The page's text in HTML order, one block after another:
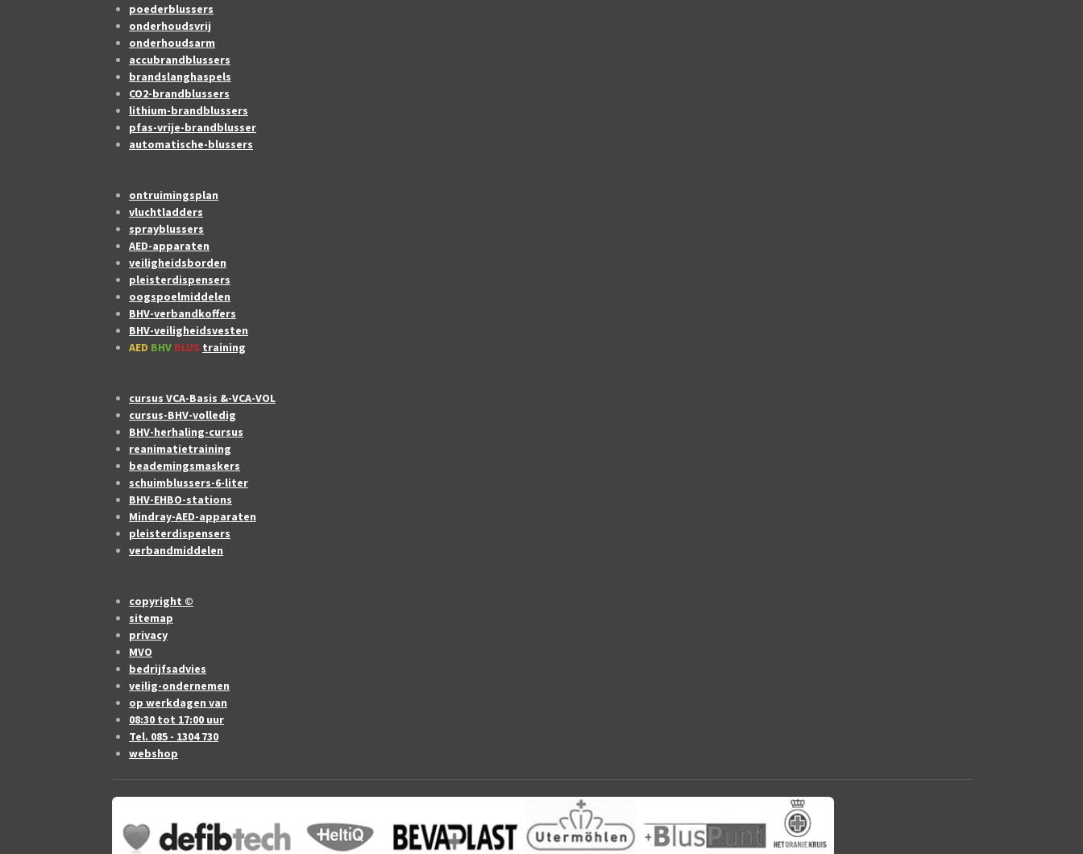
poederblussers
onderhoudsvrij
onderhoudsarm
accubrandblussers
brandslanghaspels
CO2-brandblussers
lithium-brandblussers
pfas-vrije-brandblusser
automatische-blussers
ontruimingsplan
vluchtladders
sprayblussers
AED-apparaten
veiligheidsborden
pleisterdispensers
oogspoelmiddelen
BHV-verbandkoffers
BHV-veiligheidsvesten
AED BHV BLUS training
cursus VCA-Basis &-VCA-VOL
cursus-BHV-volledig
BHV-herhaling-cursus
reanimatietraining
beademingsmaskers
schuimblussers-6-liter
BHV-EHBO-stations
Mindray-AED-apparaten
pleisterdispensers
verbandmiddelen
copyright ©
sitemap
privacy
MVO
bedrijfsadvies
veilig-ondernemen
op werkdagen van
08:30 tot 17:00 uur
Tel. 085 - 1304 730
webshop